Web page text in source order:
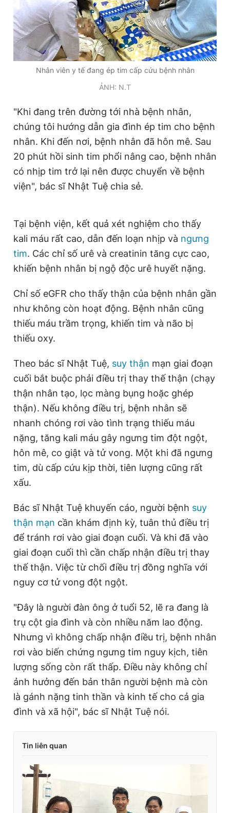
Nhân viên y tế đang ép tim cấp cứu bệnh nhân
ẢNH: N.T
"Khi đang trên đường tới nhà bệnh nhân,
chúng tôi hướng dẫn gia đình ép tim cho bệnh
nhân. Khi đến nơi, bệnh nhân đã hôn mê. Sau
20 phút hồi sinh tim phổi nâng cao, bệnh nhân
có nhịp tim trở lại nên được chuyển về bệnh
viện", bác sĩ Nhật Tuệ chia sẻ.
Tại bệnh viện, kết quả xét nghiệm cho thấy
kali máu rất cao, dẫn đến loạn nhịp và ngưng
tim. Các chỉ số urê và creatinin tăng cực cao,
khiến bệnh nhân bị ngộ độc urê huyết nặng.
Chỉ số eGFR cho thấy thận của bệnh nhân gần
như không còn hoạt động. Bệnh nhân cũng
thiếu máu trầm trọng, khiến tim và não bị
thiếu oxy.
Theo bác sĩ Nhật Tuệ, suy thận mạn giai đoạn
cuối bắt buộc phải điều trị thay thế thận (chạy
thận nhân tạo, lọc màng bụng hoặc ghép
thận). Nếu không điều trị, bệnh nhân sẽ
nhanh chóng rơi vào tình trạng thiếu máu
nặng, tăng kali máu gây ngưng tim đột ngột,
hôn mê, co giật và tử vong. Một khi đã ngưng
tim, dù cấp cứu kịp thời, tiên lượng cũng rất
xấu.
Bác sĩ Nhật Tuệ khuyến cáo, người bệnh suy
thận mạn cần khám định kỳ, tuân thủ điều trị
để tránh rơi vào giai đoạn cuối. Và khi đã vào
giai đoạn cuối thì cần chấp nhận điều trị thay
thế thận. Việc từ chối điều trị đồng nghĩa với
nguy cơ tử vong đột ngột.
"Đây là người đàn ông ở tuổi 52, lẽ ra đang là
trụ cột gia đình và còn nhiều năm lao động.
Nhưng vì không chấp nhận điều trị, bệnh nhân
rơi vào biến chứng ngưng tim nguy kịch, tiên
lượng sống còn rất thấp. Điều này không chỉ
ảnh hưởng đến bản thân người bệnh mà còn
là gánh nặng tinh thần và kinh tế cho cả gia
đình và xã hội", bác sĩ Nhật Tuệ nói.
Tin liên quan